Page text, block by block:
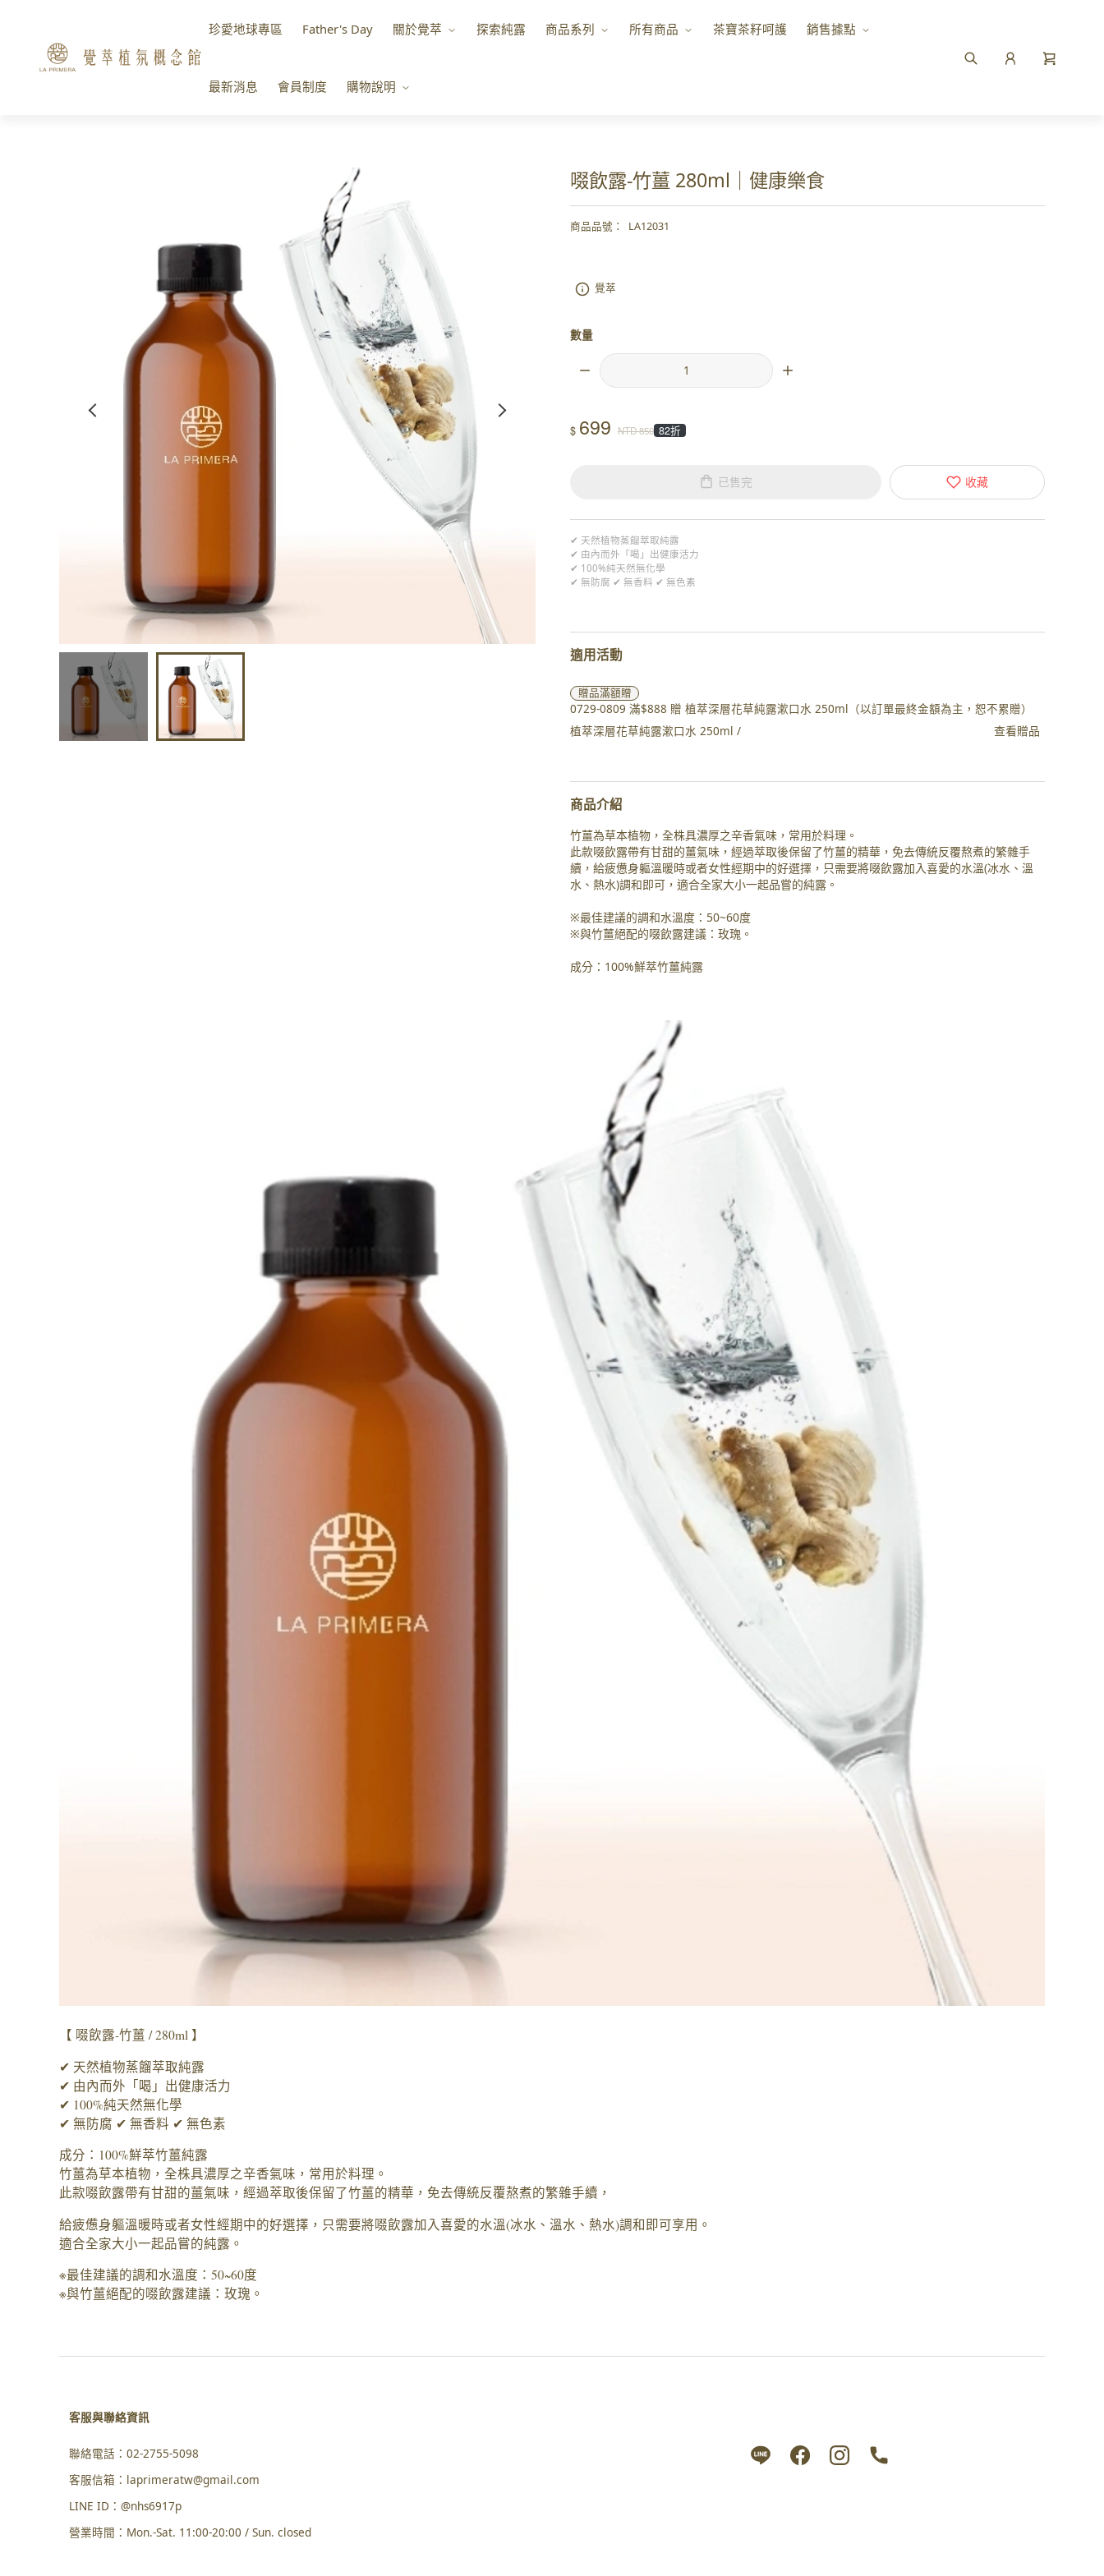
珍愛地球專區 Father's Day 關於覺萃 探索純露 商品系列 所有商品 茶寶茶籽呵護 銷售據點
最新消息 會員制度 購物說明
啜飲露-竹薑 280ml｜健康樂食
商品品號 ： LA12031
覺萃
數量
$ 699 NTD850 82折
已售完 收藏
✔ 天然植物蒸餾萃取純露
✔ 由內而外「喝」出健康活力
✔ 100%純天然無化學
✔ 無防腐 ✔ 無香料 ✔ 無色素
適用活動
贈品滿額贈
0729-0809 滿$888 贈 植萃深層花草純露漱口水 250ml（以訂單最終金額為主，恕不累贈）
植萃深層花草純露漱口水 250ml /
查看贈品
商品介紹
竹薑為草本植物，全株具濃厚之辛香氣味，常用於料理。
此款啜飲露帶有甘甜的薑氣味，經過萃取後保留了竹薑的精華，免去傳統反覆熬煮的繁雜手
續，給疲憊身軀溫暖時或者女性經期中的好選擇，只需要將啜飲露加入喜愛的水溫(冰水、溫
水、熱水)調和即可，適合全家大小一起品嘗的純露。
※最佳建議的調和水溫度：50~60度
※與竹薑絕配的啜飲露建議：玫瑰。
成分：100%鮮萃竹薑純露
【 啜飲露-竹薑 / 280ml 】
✔ 天然植物蒸餾萃取純露
✔ 由內而外「喝」出健康活力
✔ 100%純天然無化學
✔ 無防腐 ✔ 無香料 ✔ 無色素
成分：100%鮮萃竹薑純露
竹薑為草本植物，全株具濃厚之辛香氣味，常用於料理。
此款啜飲露帶有甘甜的薑氣味，經過萃取後保留了竹薑的精華，免去傳統反覆熬煮的繁雜手續，
給疲憊身軀溫暖時或者女性經期中的好選擇，只需要將啜飲露加入喜愛的水溫(冰水、溫水、熱水)調和即可享用。
適合全家大小一起品嘗的純露。
※最佳建議的調和水溫度：50~60度
※與竹薑絕配的啜飲露建議：玫瑰。
客服與聯絡資訊
聯絡電話： 02-2755-5098
客服信箱： laprimeratw@gmail.com
LINE ID： @nhs6917p
營業時間： Mon.-Sat. 11:00-20:00 / Sun. closed